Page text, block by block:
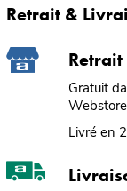
Retrait &
Gratuit
Webstore
Livré en